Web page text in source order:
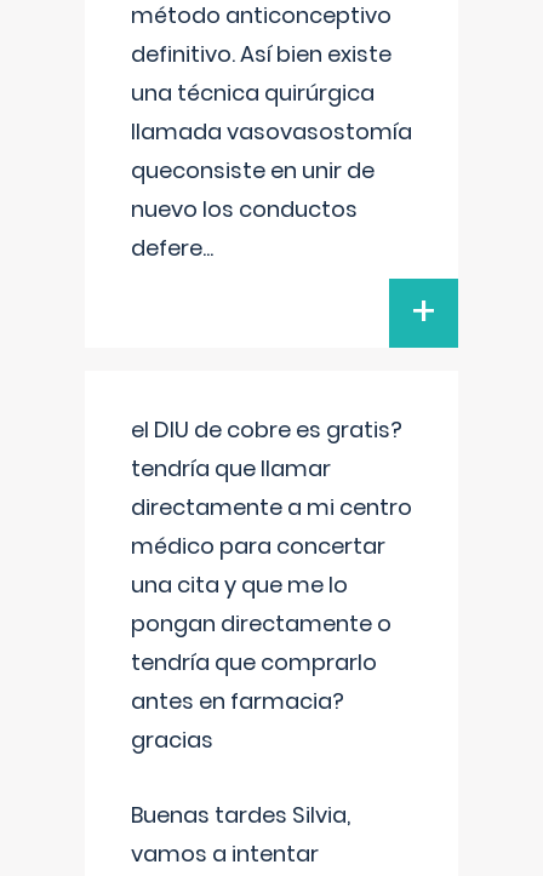
método anticonceptivo
definitivo. Así bien existe
una técnica quirúrgica
llamada vasovasostomía
queconsiste en unir de
nuevo los conductos
defere...
+
el DIU de cobre es gratis?
tendría que llamar
directamente a mi centro
médico para concertar
una cita y que me lo
pongan directamente o
tendría que comprarlo
antes en farmacia?
gracias
Buenas tardes Silvia,
vamos a intentar